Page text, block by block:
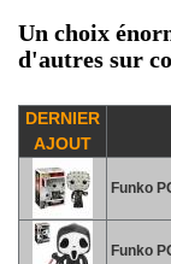
Un choix
d'autres sur
DERNIER
AJOUT
Funko
Funko